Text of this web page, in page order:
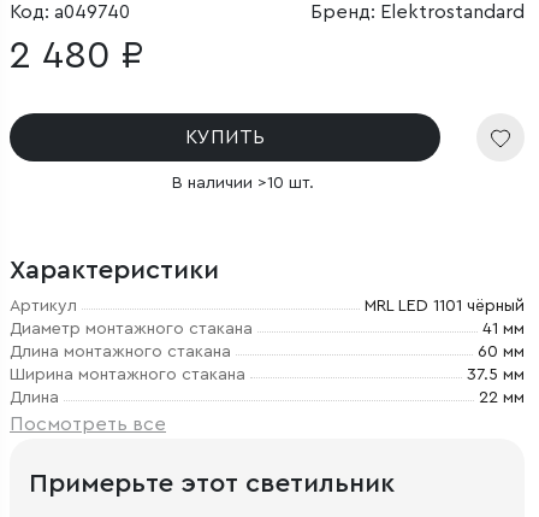
Код: a049740 Бренд: Elektrostandard
2 480 ₽
КУПИТЬ
В наличии >10 шт.
Характеристики
Артикул
MRL LED 1101 чёрный
Диаметр монтажного стакана
41 мм
Длина монтажного стакана
60 мм
Ширина монтажного стакана
37.5 мм
Длина
22 мм
Посмотреть все
Примерьте этот светильник